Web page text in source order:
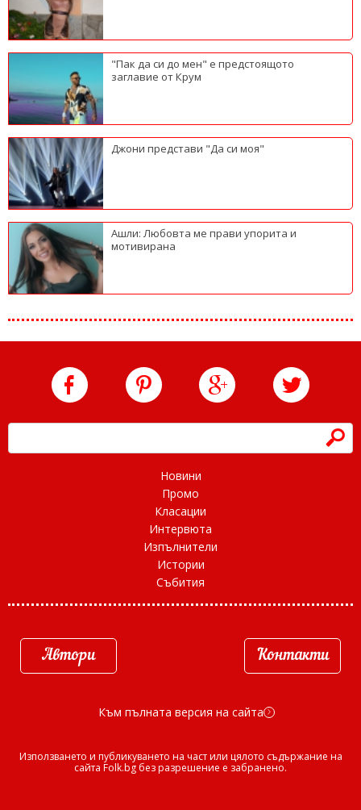
"Пак да си до мен" е предстоящото
заглавие от Крум
Джони представи "Да си моя"
Ашли: Любовта ме прави упорита и
мотивирана
h
Новини
Промо
Класации
Интервюта
Изпълнители
Истории
Събития
Автори Контакти
Към пълната версия на сайта d
Използването и публикуването на част или цялото съдържание на
сайта Folk.bg без разрешение е забранено.